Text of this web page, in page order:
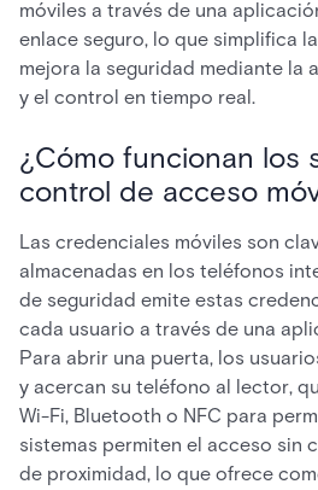
móviles a través de una
enlace seguro, lo que simplifica
mejora la seguridad mediante la
y el control en tiempo real.
¿Cómo funcionan los
control de acceso
Las credenciales móviles son
almacenadas en los teléfonos
de seguridad emite estas
cada usuario a través de una
Para abrir una puerta, los
y acercan su teléfono al lector,
Wi-Fi, Bluetooth o NFC para
sistemas permiten el acceso sin
de proximidad, lo que ofrece